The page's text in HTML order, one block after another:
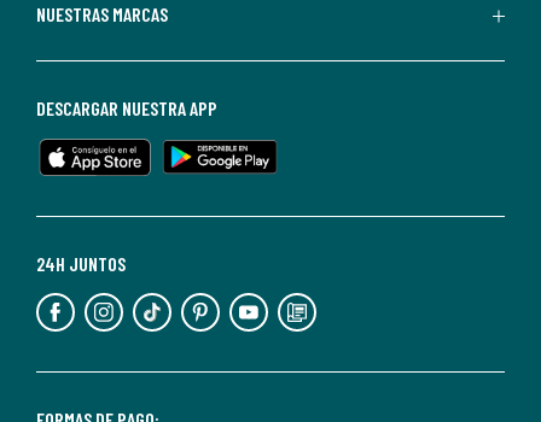
de
en
cualquier
Para
información,
puedes
nuestra
NUESTRAS MARCAS
24H JUNTOS
DESCARGAR NUESTRA APP